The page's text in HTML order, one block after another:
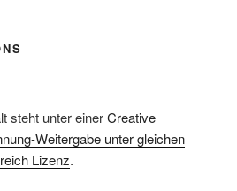
steht unter einerCreative
Weitergabe unter gleichen
Lizenz.